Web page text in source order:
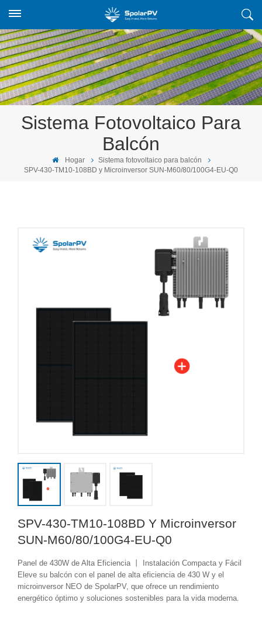
Sistema Fotovoltaico Para
Balcón
Hogar
Sistema fotovoltaico para balcón
SPV-430-TM10-108BD y Microinversor SUN-M60/80/100G4-EU-Q0
SPV-430-TM10-108BD Y Microinversor
SUN-M60/80/100G4-EU-Q0
Panel de 430W de Alta Eficiencia 丨 Instalación Compacta y Fácil
Eleve su balcón con el panel de alta eficiencia de 430 W y el
microinversor NEO de SpolarPV, que ofrece un rendimiento
energético óptimo y soluciones sostenibles para la vida moderna.